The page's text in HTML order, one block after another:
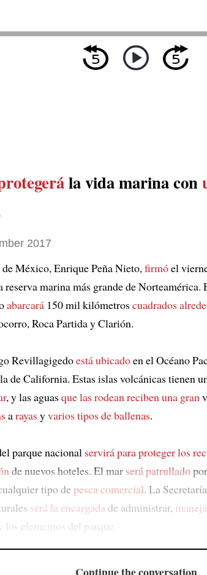
la vida marina con
2017
México, Enrique Peña Nieto,firmóel
reserva marina más grande de Norteamérica.
abarcará 150 mil kilómetroscuadrados
Roca Partida y Clarión.
Revillagigedoestá ubicadoen el Océano
de California. Estas islas volcánicas tienen
, y las aguasque las rodeanreciben una gran
arayasyvarios tipos de ballenas.
parque nacional servirá para proteger los
de nuevos hoteles. El mar será patrulladopor
tipo de pesca comercial. La
será la encargada de administrar,
los elementos del parque.